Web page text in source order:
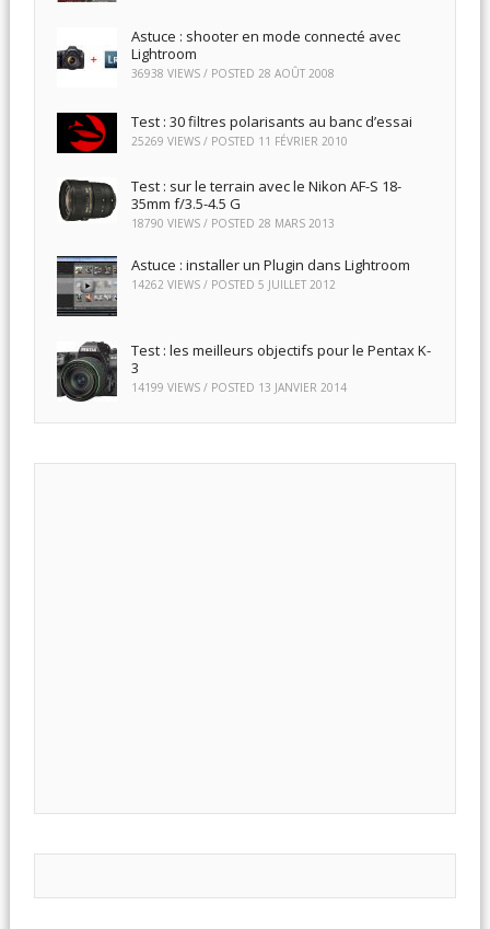
Astuce : shooter en mode connecté avec
Lightroom
36938 VIEWS / POSTED 28 AOÛT 2008
Test : 30 filtres polarisants au banc d’essai
25269 VIEWS / POSTED 11 FÉVRIER 2010
Test : sur le terrain avec le Nikon AF-S 18-
35mm f/3.5-4.5 G
18790 VIEWS / POSTED 28 MARS 2013
Astuce : installer un Plugin dans Lightroom
14262 VIEWS / POSTED 5 JUILLET 2012
Test : les meilleurs objectifs pour le Pentax K-
3
14199 VIEWS / POSTED 13 JANVIER 2014